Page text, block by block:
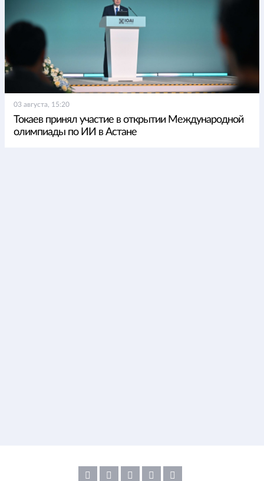
03 августа, 15:20
Токаев принял участие в открытии Международной
олимпиады по ИИ в Астане